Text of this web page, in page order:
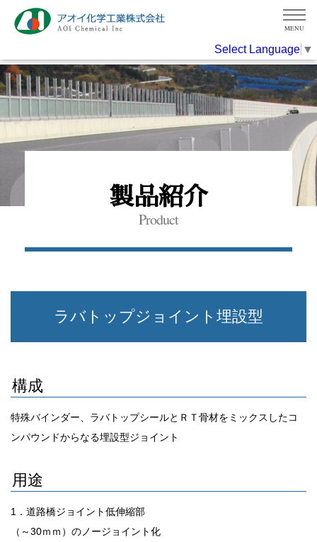
Select Language ▼
MENU
製品紹介
Product
ラバトップジョイント埋設型
構成
特殊バインダー、ラバトップシールとＲＴ骨材をミックスしたコ
ンパウンドからなる埋設型ジョイント
用途
1．道路橋ジョイント低伸縮部
（～30ｍｍ）のノージョイント化